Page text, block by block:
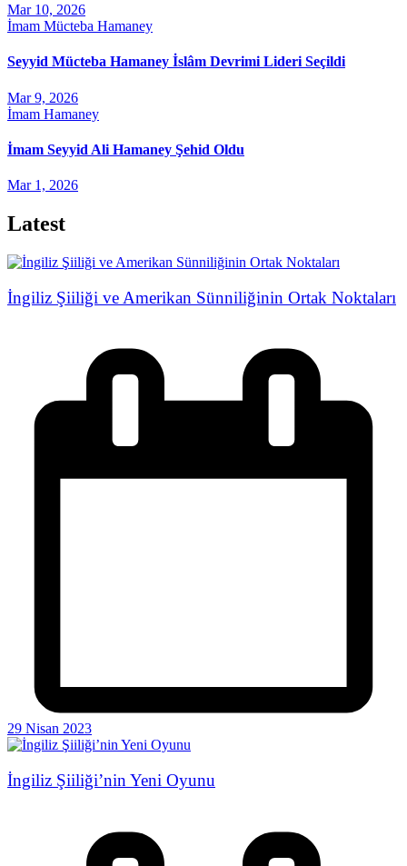
Mar 10, 2026
İmam Mücteba Hamaney
Seyyid Mücteba Hamaney İslâm Devrimi Lideri Seçildi
Mar 9, 2026
İmam Hamaney
İmam Seyyid Ali Hamaney Şehid Oldu
Mar 1, 2026
Latest
İngiliz Şiiliği ve Amerikan Sünniliğinin Ortak Noktaları
29 Nisan 2023
İngiliz Şiiliği’nin Yeni Oyunu